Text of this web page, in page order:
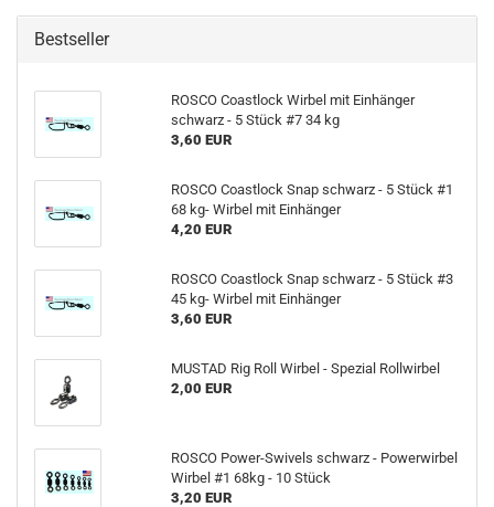
Bestseller
ROSCO Coastlock Wirbel mit Einhänger
schwarz - 5 Stück #7 34 kg
3,60 EUR
ROSCO Coastlock Snap schwarz - 5 Stück #1
68 kg- Wirbel mit Einhänger
4,20 EUR
ROSCO Coastlock Snap schwarz - 5 Stück #3
45 kg- Wirbel mit Einhänger
3,60 EUR
MUSTAD Rig Roll Wirbel - Spezial Rollwirbel
2,00 EUR
ROSCO Power-Swivels schwarz - Powerwirbel
Wirbel #1 68kg - 10 Stück
3,20 EUR